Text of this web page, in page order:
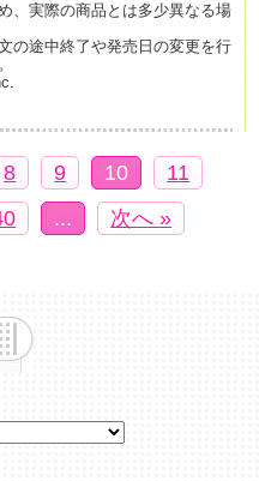
、実際の商品とは多少異なる場
の途中終了や発売日の変更を行
8 9 10
11
...
次へ »